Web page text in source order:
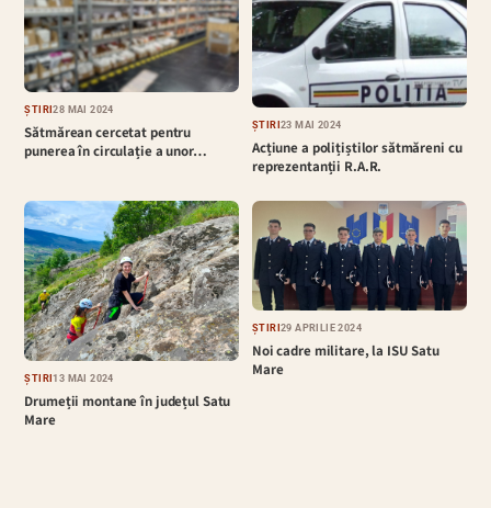
ȘTIRI28 MAI 2024
Sătmărean cercetat pentru
punerea în circulație a unor…
ȘTIRI23 MAI 2024
Acțiune a polițiștilor sătmăreni cu
reprezentanții R.A.R.
ȘTIRI13 MAI 2024
Drumeții montane în județul Satu
Mare
ȘTIRI29 APRILIE 2024
Noi cadre militare, la ISU Satu
Mare